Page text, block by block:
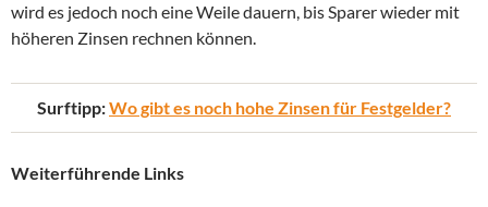
wird es jedoch noch eine Weile dauern, bis Sparer wieder mit
höheren Zinsen rechnen können.
Surftipp:Wo gibt es noch hohe Zinsen für Festgelder?
Weiterführende Links